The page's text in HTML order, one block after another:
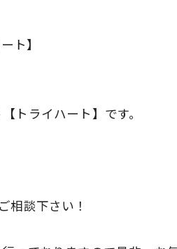
ト】
トライハート】です。
相談下さい！